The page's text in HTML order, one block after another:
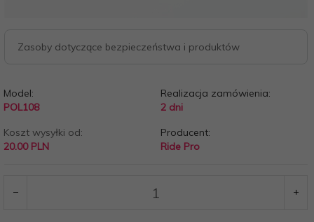
Zasoby dotyczące bezpieczeństwa i produktów
Model:
POL108
Realizacja zamówienia:
2 dni
Koszt wysyłki od:
20.00 PLN
Producent:
Ride Pro